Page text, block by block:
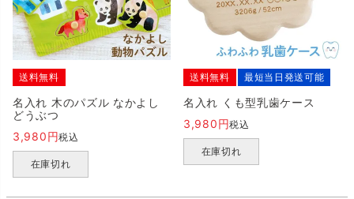
送料無料
名入れ 木のパズル なかよし
どうぶつ
3,980
税込
在庫切れ
送料無料 最短当日発送可能
名入れ くも型乳歯ケース
3,980
税込
在庫切れ